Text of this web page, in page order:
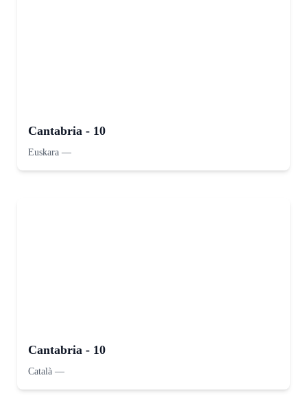
Cantabria - 10
Euskara —
Cantabria - 10
Català —